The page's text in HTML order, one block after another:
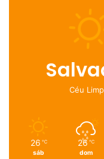
Céu
26 ℃
sáb
26 ℃
dom